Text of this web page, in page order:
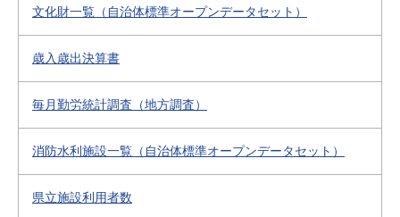
文化財一覧（自治体標準オープンデータセット）
歳入歳出決算書
毎月勤労統計調査（地方調査）
消防水利施設一覧（自治体標準オープンデータセット）
県立施設利用者数